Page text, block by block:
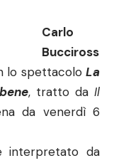
Carlo
Bucciross
lo spettacolo La
, tratto daIl
da venerdì 6
interpretato da